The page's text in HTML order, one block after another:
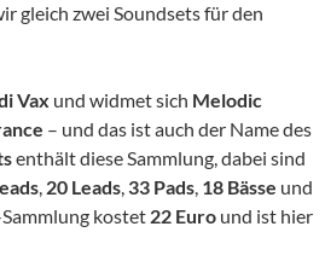
gleich zwei Soundsets für den
Vax und widmet sich Melodic
– und das ist auch der Name des
enthält diese Sammlung, dabei sind
, 20 Leads, 33 Pads, 18 Bässe und
kostet 22 Euro und ist hier